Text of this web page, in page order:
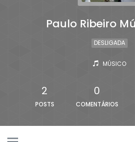
Paulo Ribeiro
DESLIGADA
MÚSICO
2
POSTS
0
COMENTÁRIOS